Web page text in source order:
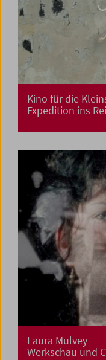
Kino für die
Expedition ins
Laura Mulvey
Werkschau und